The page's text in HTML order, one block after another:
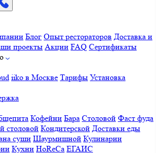
Блог Опыт рестораторов Доставка и
проекты Акции FAQ Сертификаты
iiko в Москве Тарифы Установка
Кофейни Бара Столовой Фаст фуда
столовой Кондитерской Доставки еды
суши Шаурмишной Кулинарии
Кухни HoReCa ЕГАИС